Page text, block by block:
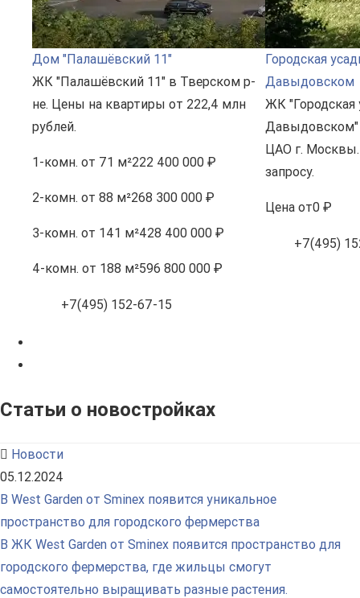
Дом "Палашёвский 11"
ЖК "Палашёвский 11" в Тверском р-
не. Цены на квартиры от 222,4 млн
рублей.
1-комн. от 71 м²222 400 000 ₽
2-комн. от 88 м²268 300 000 ₽
3-комн. от 141 м²428 400 000 ₽
4-комн. от 188 м²596 800 000 ₽
+7(495) 152-67-15
Городская
Давыдовском
ЖК "Городская
Давыдовском"
ЦАО г. Москвы.
запросу.
Цена от0 ₽
+7(495)
Статьи о новостройках
Новости
05.12.2024
В West Garden от Sminex появится уникальное
пространство для городского фермерства
В ЖК West Garden от Sminex появится пространство для
городского фермерства, где жильцы смогут
самостоятельно выращивать разные растения.